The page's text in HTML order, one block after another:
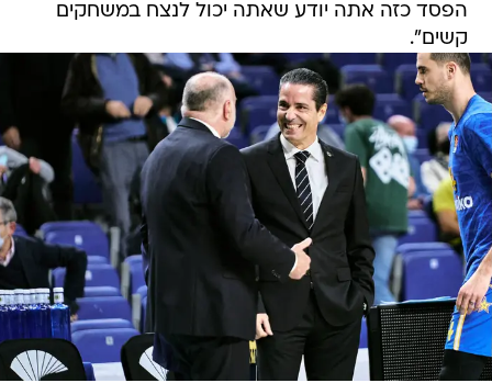
הפסד כזה אתה יודע שאתה יכול לנצח במשחקים
קשים".